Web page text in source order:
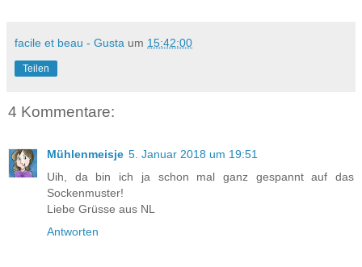
facile et beau - Gusta um 15:42:00
Teilen
4 Kommentare:
Mühlenmeisje 5. Januar 2018 um 19:51
Uih, da bin ich ja schon mal ganz gespannt auf das
Sockenmuster!
Liebe Grüsse aus NL
Antworten